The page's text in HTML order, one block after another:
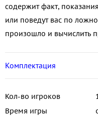
содержит факт,
или поведут вас по
произошло и вычислить
Комплектация
Кол-во игроков
Время игры